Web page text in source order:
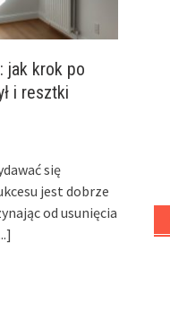
jak krok po
i resztki
się
jest dobrze
od usunięcia